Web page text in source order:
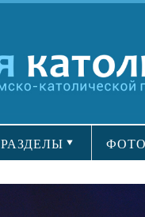
РАЗДЕЛЫ ФОТО